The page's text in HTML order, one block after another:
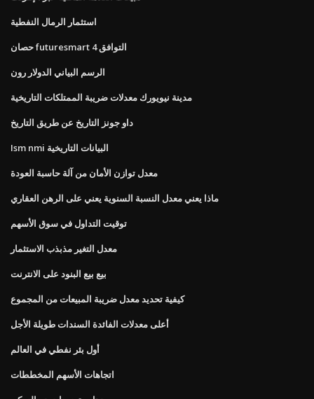
استثمار الرمال النفطية
حصان futuresmart 4 التوافق
الرسم البياني الدولار رون
مدينة نيويورك معدلات ضريبة الممتلكات التاريخية
داو جونز التاريخ عن طريق التاريخ
Ism nmi البيانات التاريخية
معدل توازن الأمان من آلة حاسبة العودة
ماذا يعني معدل النسبة السنوية يعني على الرهن العقاري
توقيت التداول في سوق الأسهم
معدل التغير مذبذب الاستثمار
بيع بيع البنود على الانترنت
كيفية تحديد معدل ضريبة المبيعات من المجموع
أعلى معدلات الفائدة السندات طويلة الأجل
أول بئر نفطي في العالم
اتجاهات الأسهم المخططات